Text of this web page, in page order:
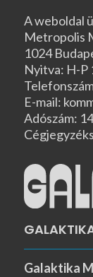
A weboldal
Metropolis
1024
Nyitva: H-P
E-mail:
Adószám:
Galaktika